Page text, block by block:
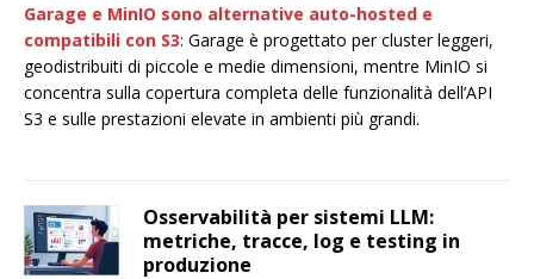
Garage e MinIO sono alternative auto-hosted e
compatibili con S3: Garage è progettato per cluster leggeri,
geodistribuiti di piccole e medie dimensioni, mentre MinIO si
concentra sulla copertura completa delle funzionalità dell’API
S3 e sulle prestazioni elevate in ambienti più grandi.
Osservabilità per sistemi LLM:
metriche, tracce, log e testing in
produzione